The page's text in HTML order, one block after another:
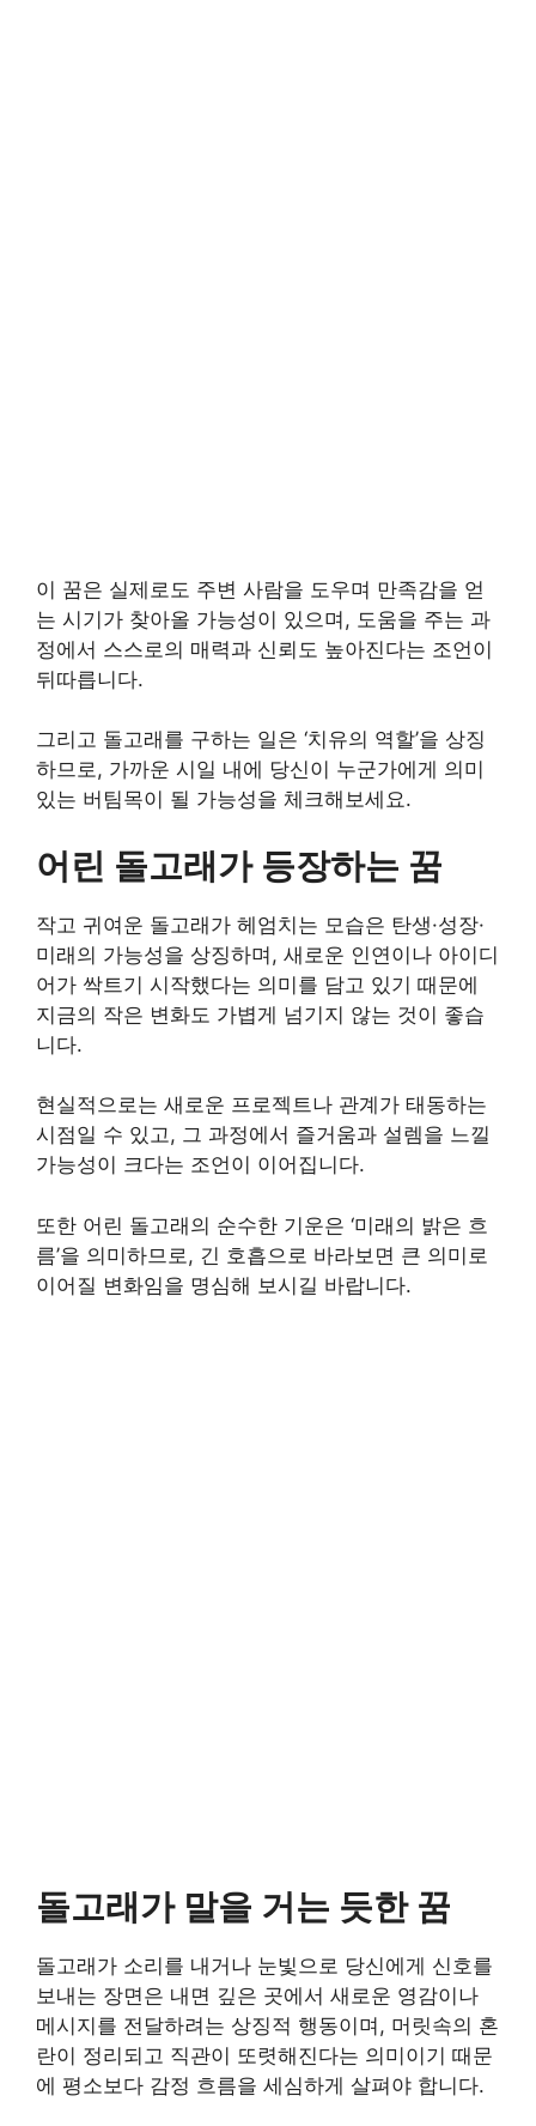
이 꿈은 실제로도 주변 사람을 도우며 만족감을 얻
는 시기가 찾아올 가능성이 있으며, 도움을 주는 과
정에서 스스로의 매력과 신뢰도 높아진다는 조언이
뒤따릅니다.
그리고 돌고래를 구하는 일은 ‘치유의 역할’을 상징
하므로, 가까운 시일 내에 당신이 누군가에게 의미
있는 버팀목이 될 가능성을 체크해보세요.
어린 돌고래가 등장하는 꿈
작고 귀여운 돌고래가 헤엄치는 모습은 탄생·성장·
미래의 가능성을 상징하며, 새로운 인연이나 아이디
어가 싹트기 시작했다는 의미를 담고 있기 때문에
지금의 작은 변화도 가볍게 넘기지 않는 것이 좋습
니다.
현실적으로는 새로운 프로젝트나 관계가 태동하는
시점일 수 있고, 그 과정에서 즐거움과 설렘을 느낄
가능성이 크다는 조언이 이어집니다.
또한 어린 돌고래의 순수한 기운은 ‘미래의 밝은 흐
름’을 의미하므로, 긴 호흡으로 바라보면 큰 의미로
이어질 변화임을 명심해 보시길 바랍니다.
돌고래가 말을 거는 듯한 꿈
돌고래가 소리를 내거나 눈빛으로 당신에게 신호를
보내는 장면은 내면 깊은 곳에서 새로운 영감이나
메시지를 전달하려는 상징적 행동이며, 머릿속의 혼
란이 정리되고 직관이 또렷해진다는 의미이기 때문
에 평소보다 감정 흐름을 세심하게 살펴야 합니다.